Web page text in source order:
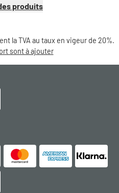
produits
la TVA au taux en vigeur de 20%.
sont à ajouter